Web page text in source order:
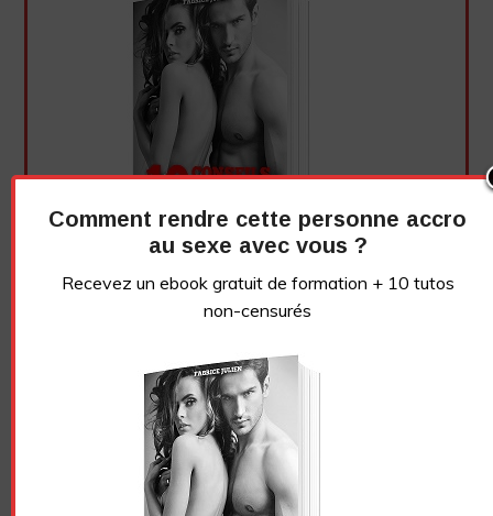
Essayez. Vous pouvez vous désinscrire à tout moment.
Comment rendre cette personne accro
au sexe avec vous ?
Recevez un ebook gratuit de formation + 10 tutos
non-censurés